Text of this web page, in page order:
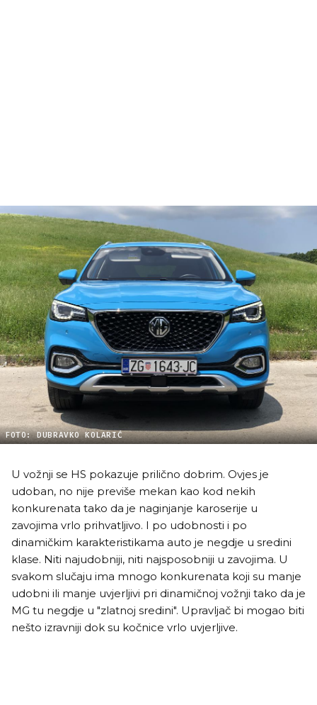
FOTO: DUBRAVKO KOLARIĆ
U vožnji se HS pokazuje prilično dobrim. Ovjes je
udoban, no nije previše mekan kao kod nekih
konkurenata tako da je naginjanje karoserije u
zavojima vrlo prihvatljivo. I po udobnosti i po
dinamičkim karakteristikama auto je negdje u sredini
klase. Niti najudobniji, niti najsposobniji u zavojima. U
svakom slučaju ima mnogo konkurenata koji su manje
udobni ili manje uvjerljivi pri dinamičnoj vožnji tako da je
MG tu negdje u "zlatnoj sredini". Upravljač bi mogao biti
nešto izravniji dok su kočnice vrlo uvjerljive.